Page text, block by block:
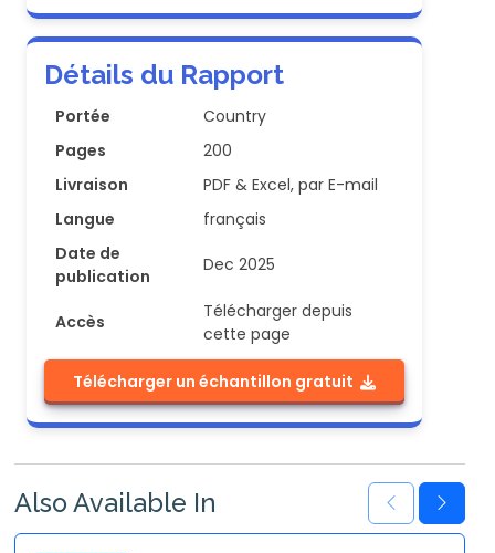
Détails du Rapport
Portée
Country
Pages
200
Livraison
PDF & Excel, par E-mail
Langue
français
Date de
publication
Dec 2025
Accès
Télécharger depuis
cette page
Télécharger un échantillon gratuit
Also Available In